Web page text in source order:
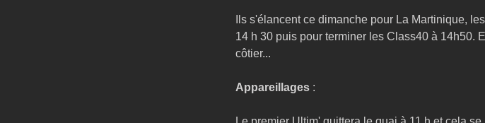
Ils s'élancent ce dimanche pour La Martinique,
14 h 30 puis pour terminer les Class40 à 14h50.
côtier...
Appareillages :